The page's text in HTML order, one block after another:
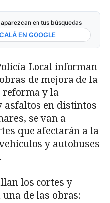
en tus búsquedas
EN GOOGLE
Local informan
de mejora de la
reforma y la
asfaltos en distintos
se van a
que afectarán a la
y autobuses
los cortes y
de las obras: